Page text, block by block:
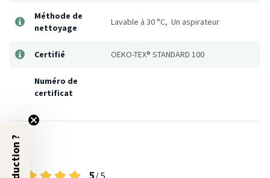
Méthode de
nettoyage
Lavable à 30 °C, Un aspirateur
Certifié OEKO-TEX® STANDARD 100
Numéro de
certificat
Avis
/ 5